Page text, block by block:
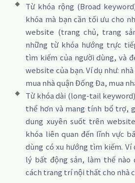
Từ khóa rộng (Broad
khóa mà bạn cần tối ưu cho
website (trang chủ, trang
những từ khóa hướng trực
tìm kiếm của người dùng, và
website của bạn. Ví dụ như:
mua nhà quận Đống Đa, mua
Từ khóa dài (long-tail
thể hơn và mang tính bổ trợ,
dung xuyên suốt trên
khóa liên quan đến lĩnh vực
dùng có xu hướng tìm kiếm. Ví
lý bất động sản, làm thế nào
cách trang trí nội thất cho nhà